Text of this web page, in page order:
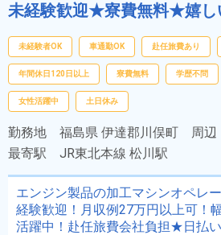
未経験歓迎★寮費無料★嬉し
未経験者OK 車通勤OK 赴任旅費あり
年間休日120日以上 寮費無料 学歴不問
女性活躍中 土日休み
勤務地 福島県 伊達郡川俣町 周辺
最寄駅 JR東北本線 松川駅
エンジン製品の加工マシンオペレ
経験歓迎！月収例27万円以上可！
活躍中！赴任旅費会社負担★日払